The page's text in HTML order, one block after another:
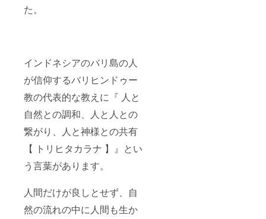
た。
インドネシアのバリ島の人
が信仰するバリヒンドゥー
教の代表的な教えに『 人と
自然との調和、人と人との
繋がり、人と神様との共有
【 トリヒタカラナ 】』とい
う言葉があります。
人間だけが良しとせず、自
然の流れの中に人間も生か